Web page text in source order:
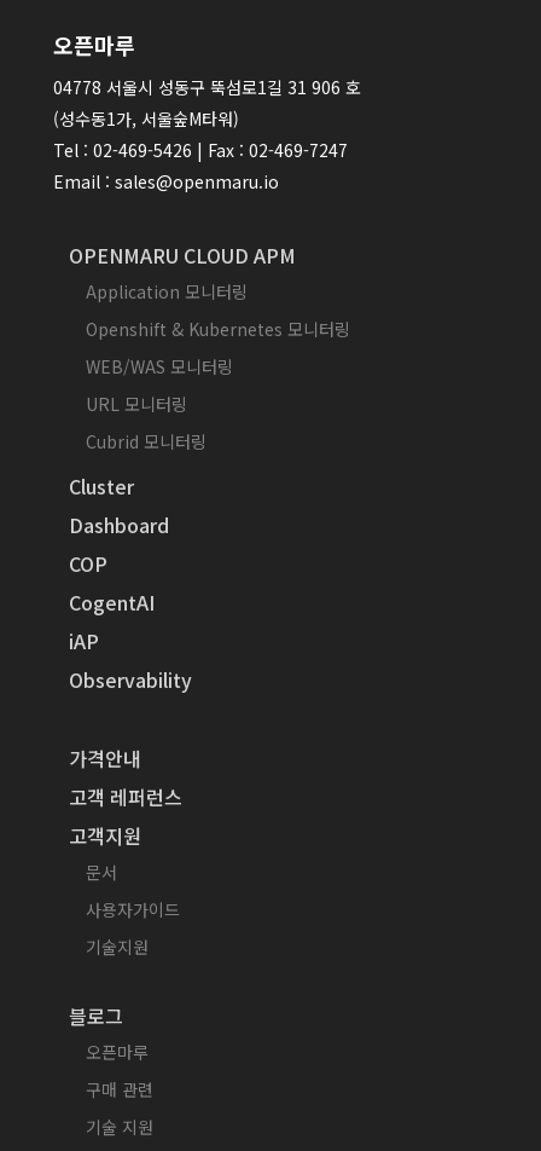
오픈마루
04778 서울시 성동구 뚝섬로1길 31 906 호
(성수동1가, 서울숲M타워)
Tel : 02-469-5426 | Fax : 02-469-7247
Email : sales@openmaru.io
OPENMARU CLOUD APM
Application 모니터링
Openshift & Kubernetes 모니터링
WEB/WAS 모니터링
URL 모니터링
Cubrid 모니터링
Cluster
Dashboard
COP
CogentAI
iAP
Observability
가격안내
고객 레퍼런스
고객지원
문서
사용자가이드
기술지원
블로그
오픈마루
구매 관련
기술 지원